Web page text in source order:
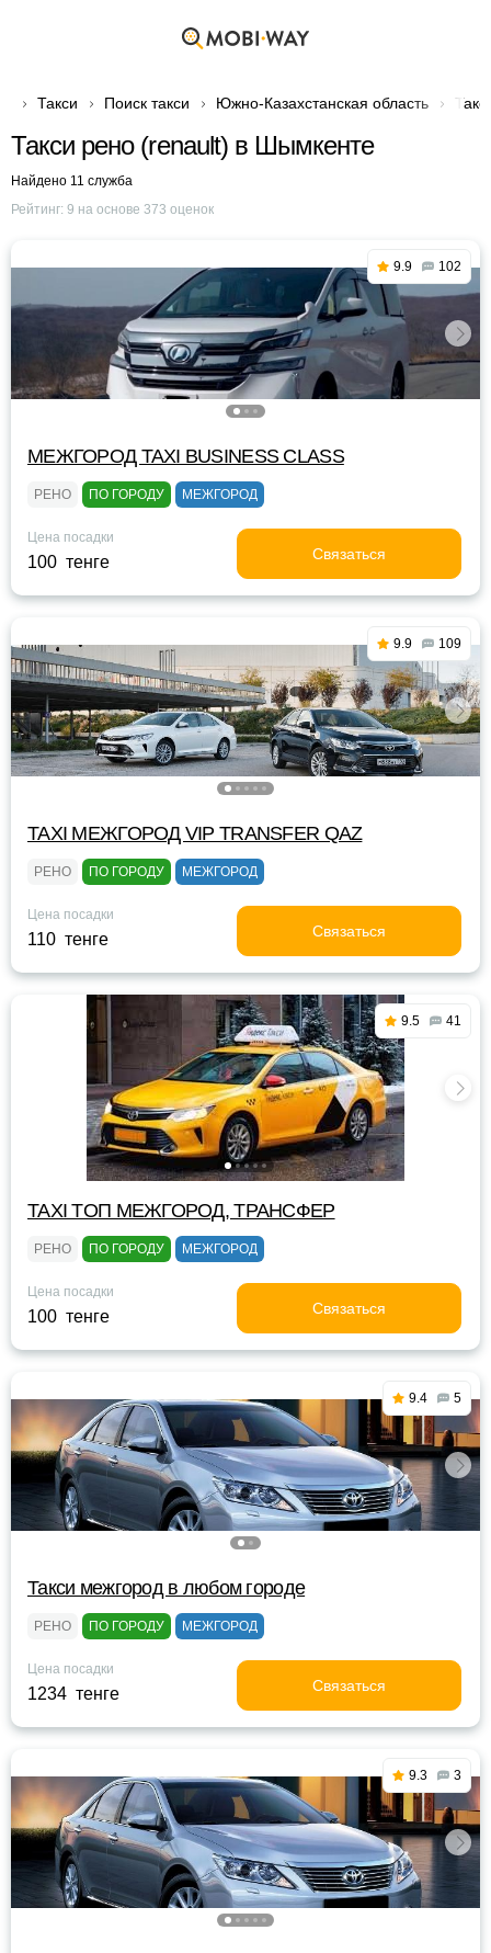
Такси Поиск такси Южно-Казахстанская область
Такси рено (renault) в Шымкенте
Найдено 11 служба
Рейтинг: 9 на основе 373 оценок
9.9 102
МЕЖГОРОД TAXI BUSINESS CLASS
РЕНО ПО ГОРОДУ МЕЖГОРОД
Цена посадки
100 тенге Связаться
9.9 109
TAXI МЕЖГОРОД VIP TRANSFER QАZ
РЕНО ПО ГОРОДУ МЕЖГОРОД
Цена посадки
110 тенге Связаться
9.5 41
TAXI TOП МЕЖГОРОД, ТРАНСФЕР
РЕНО ПО ГОРОДУ МЕЖГОРОД
Цена посадки
100 тенге Связаться
9.4 5
Такси межгород в любом городе
РЕНО ПО ГОРОДУ МЕЖГОРОД
Цена посадки
1234 тенге Связаться
9.3 3